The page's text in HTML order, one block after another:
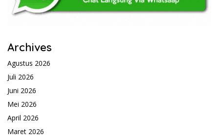
Archives
Agustus 2026
Juli 2026
Juni 2026
Mei 2026
April 2026
Maret 2026